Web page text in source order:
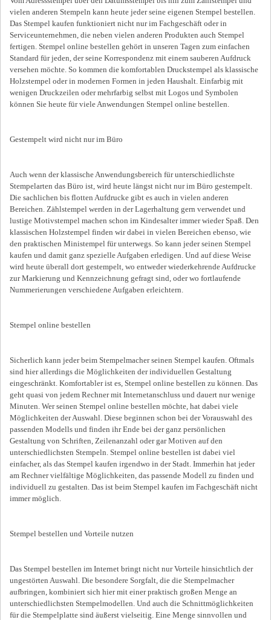
vielen anderen Stempeln kann heute jeder seine eigenen Stempel bestellen.
Das Stempel kaufen funktioniert nicht nur im Fachgeschäft oder in
Serviceunternehmen, die neben vielen anderen Produkten auch Stempel
fertigen. Stempel online bestellen gehört in unseren Tagen zum einfachen
Standard für jeden, der seine Korrespondenz mit einem sauberen Aufdruck
versehen möchte. So kommen die komfortablen Druckstempel als klassische
Holzstempel oder in modernen Formen in jeden Haushalt. Einfarbig mit
wenigen Druckzeilen oder mehrfarbig selbst mit Logos und Symbolen
können Sie heute für viele Anwendungen Stempel online bestellen.
Gestempelt wird nicht nur im Büro
Auch wenn der klassische Anwendungsbereich für unterschiedlichste
Stempelarten das Büro ist, wird heute längst nicht nur im Büro gestempelt.
Die sachlichen bis flotten Aufdrucke gibt es auch in vielen anderen
Bereichen. Zählstempel werden in der Lagerhaltung gern verwendet und
lustige Motivstempel machen schon im Kindesalter immer wieder Spaß. Den
klassischen Holzstempel finden wir dabei in vielen Bereichen ebenso, wie
den praktischen Ministempel für unterwegs. So kann jeder seinen Stempel
kaufen und damit ganz spezielle Aufgaben erledigen. Und auf diese Weise
wird heute überall dort gestempelt, wo entweder wiederkehrende Aufdrucke
zur Markierung und Kennzeichnung gefragt sind, oder wo fortlaufende
Nummerierungen verschiedene Aufgaben erleichtern.
Stempel online bestellen
Sicherlich kann jeder beim Stempelmacher seinen Stempel kaufen. Oftmals
sind hier allerdings die Möglichkeiten der individuellen Gestaltung
eingeschränkt. Komfortabler ist es, Stempel online bestellen zu können. Das
geht quasi von jedem Rechner mit Internetanschluss und dauert nur wenige
Minuten. Wer seinen Stempel online bestellen möchte, hat dabei viele
Möglichkeiten der Auswahl. Diese beginnen schon bei der Vorauswahl des
passenden Modells und finden ihr Ende bei der ganz persönlichen
Gestaltung von Schriften, Zeilenanzahl oder gar Motiven auf den
unterschiedlichsten Stempeln. Stempel online bestellen ist dabei viel
einfacher, als das Stempel kaufen irgendwo in der Stadt. Immerhin hat jeder
am Rechner vielfältige Möglichkeiten, das passende Modell zu finden und
individuell zu gestalten. Das ist beim Stempel kaufen im Fachgeschäft nicht
immer möglich.
Stempel bestellen und Vorteile nutzen
Das Stempel bestellen im Internet bringt nicht nur Vorteile hinsichtlich der
ungestörten Auswahl. Die besondere Sorgfalt, die die Stempelmacher
aufbringen, kombiniert sich hier mit einer praktisch großen Menge an
unterschiedlichsten Stempelmodellen. Und auch die Schnittmöglichkeiten
für die Stempelplatte sind äußerst vielseitig. Eine Menge sinnvollen und